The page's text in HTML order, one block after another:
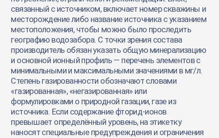
связанный с источником, включает номер скважины и
месторождение либо название источника с указанием
местоположения, чтобы можно было проследить
географию водозабора. С точки зрения состава
производитель обязан указать общую минерализацию
и основной ионный профиль — перечень элементов с
минимальными и максимальными значениями в мг/л.
Степень газированности обозначают словами
«газированная», «негазированная» или
формулировками о природной газации, газе из
источника. Если содержание фторид-ионов
превышает определённый уровень, на этикетку
наносят специальные предупреждения и ограничения